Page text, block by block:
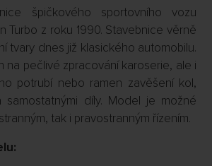
špičkového sportovního vozu
Turbo z roku 1990. Stavebnice věrně
tvary dnes již klasického automobilu.
na pečlivé zpracování karoserie, ale i
potrubí nebo ramen zavěšení kol,
samostatnými díly. Model je možné
tak i pravostranným řízením.